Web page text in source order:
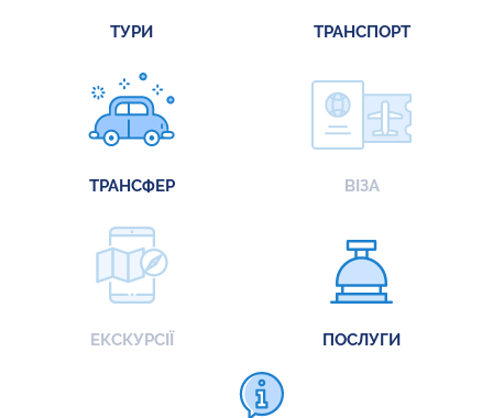
ТУРИ ТРАНСПОРТ
ТРАНСФЕР ВІЗА
ЕКСКУРСІЇ ПОСЛУГИ